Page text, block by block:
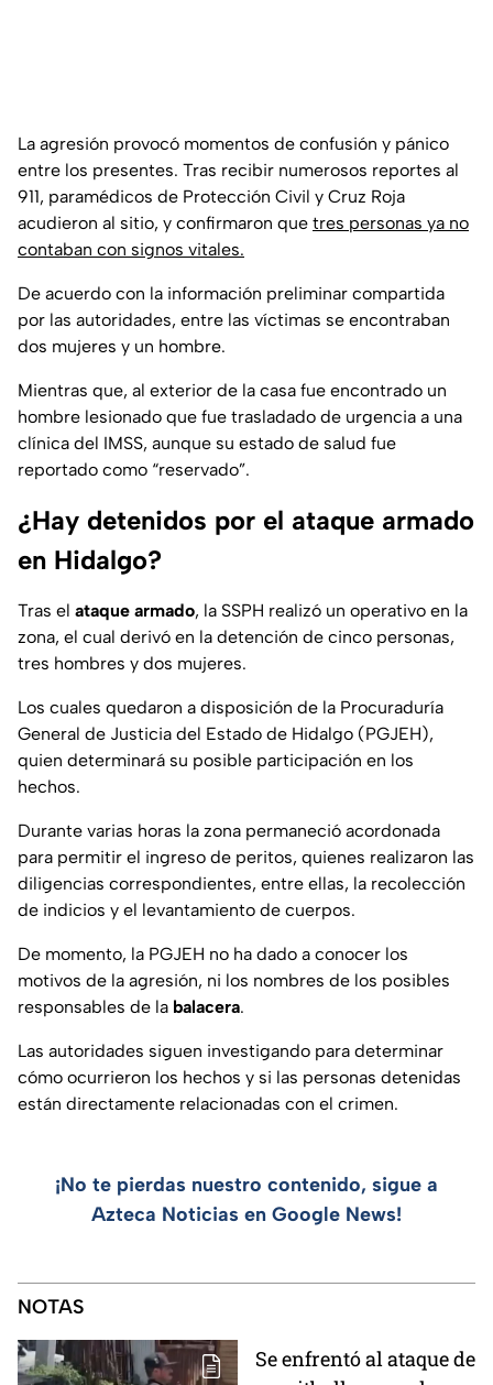
La agresión provocó momentos de confusión y pánico
entre los presentes. Tras recibir numerosos reportes al
911, paramédicos de Protección Civil y Cruz Roja
acudieron al sitio, y confirmaron que tres personas ya no
contaban con signos vitales.
De acuerdo con la información preliminar compartida
por las autoridades, entre las víctimas se encontraban
dos mujeres y un hombre.
Mientras que, al exterior de la casa fue encontrado un
hombre lesionado que fue trasladado de urgencia a una
clínica del IMSS, aunque su estado de salud fue
reportado como “reservado”.
¿Hay detenidos por el ataque armado
en Hidalgo?
Tras el ataque armado, la SSPH realizó un operativo en la
zona, el cual derivó en la detención de cinco personas,
tres hombres y dos mujeres.
Los cuales quedaron a disposición de la Procuraduría
General de Justicia del Estado de Hidalgo (PGJEH),
quien determinará su posible participación en los
hechos.
Durante varias horas la zona permaneció acordonada
para permitir el ingreso de peritos, quienes realizaron las
diligencias correspondientes, entre ellas, la recolección
de indicios y el levantamiento de cuerpos.
De momento, la PGJEH no ha dado a conocer los
motivos de la agresión, ni los nombres de los posibles
responsables de la balacera.
Las autoridades siguen investigando para determinar
cómo ocurrieron los hechos y si las personas detenidas
están directamente relacionadas con el crimen.
¡No te pierdas nuestro contenido, sigue a
Azteca Noticias en Google News!
NOTAS
Se enfrentó al ataque de